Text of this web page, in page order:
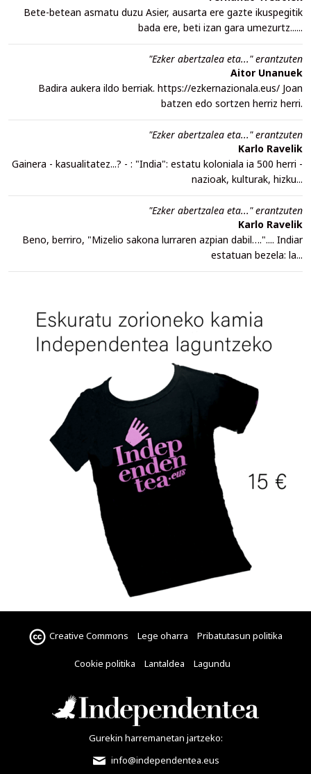
Bete-betean asmatu duzu Asier, ausarta ere gazte ikuspegitik
bada ere, beti izan gara umezurtz......
"Ezker abertzalea eta..." erantzuten
Aitor Unanuek
Badira aukera ildo berriak. https://ezkernazionala.eus/ Joan
batzen edo sortzen herriz herri.
"Ezker abertzalea eta..." erantzuten
Karlo Ravelik
Gainera - kasualitatez...? - : "India": estatu koloniala ia 500 herri -
nazioak, kulturak, hizku...
"Ezker abertzalea eta..." erantzuten
Karlo Ravelik
Beno, berriro, "Mizelio sakona lurraren azpian dabil….".... Indiar
estatuan bezela: la...
Creative Commons Lege oharra Pribatutasun politika
Cookie politika Lantaldea Lagundu
Gurekin harremanetan jartzeko:
info@independentea.eus